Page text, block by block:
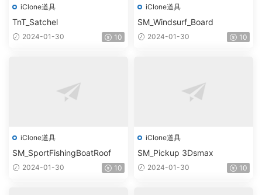
iClone道具
TnT_Satchel
2024-01-30 10
iClone道具
SM_Windsurf_Board
2024-01-30 10
iClone道具
SM_SportFishingBoatRoof
2024-01-30 10
iClone道具
SM_Pickup 3Dsmax
2024-01-30 10